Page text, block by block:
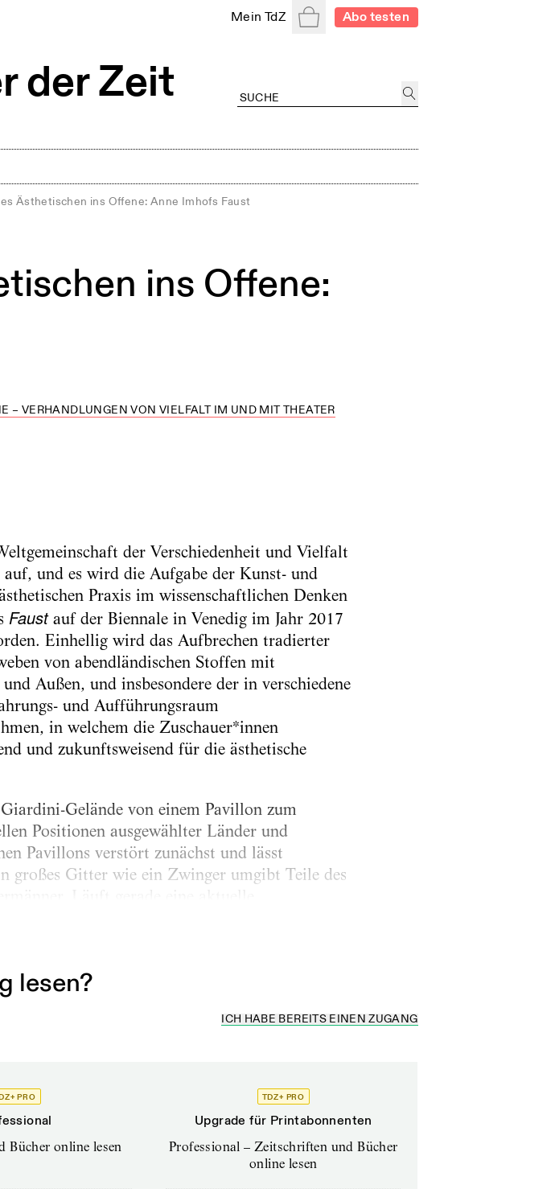
Mein TdZ WarenkorbAbo testen
Ästhetischen ins Offene: Anne Imhofs Faust
ins Offene:
– VERHANDLUNGEN VON VIELFALT IM UND MIT THEATER
der Verschiedenheit und Vielfalt
und es wird die Aufgabe der Kunst- und
Praxis im wissenschaftlichen Denken
Faustauf der Biennale in Venedig im Jahr 2017
Einhellig wird das Aufbrechen tradierter
von abendländischen Stoffen mit
Außen, und insbesondere der in verschiedene
und Aufführungsraum
in welchem die Zuschauer*innen
und zukunftsweisend für die ästhetische
Gelände von einem Pavillon zum
Positionen ausgewählter Länder und
Pavillons verstört zunächst und lässt
großes Gitter wie ein Zwinger umgibt Teile des
lesen?
ICH HABE BEREITS EINEN ZUGANG
PRO
Bücher online lesen
TDZ+ PRO
Upgrade für Printabonnenten
Professional – Zeitschriften und Bücher
online lesen